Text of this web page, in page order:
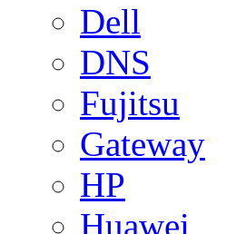
Dell
DNS
Fujitsu
Gateway
HP
Huawei